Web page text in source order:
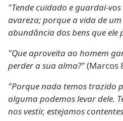
"Tende cuidado e guardai-
avareza; porque a vida de
abundância dos bens que ele
"Que aproveita ao homem
perder a sua alma?"(Marcos
"Porque nada temos trazido
alguma podemos levar dele.
nos vestir, estejamos